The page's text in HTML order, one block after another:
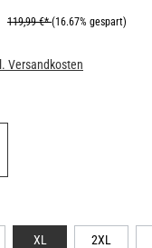
119,99 €*(16.67% gespart)
Versandkosten
XL 2XL